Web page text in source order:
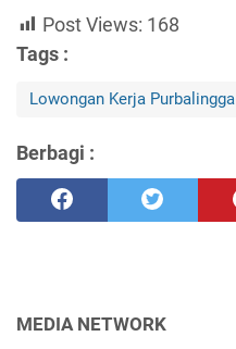
Post Views: 168
Tags :
Lowongan Kerja Purbalingga
Berbagi :
MEDIA NETWORK